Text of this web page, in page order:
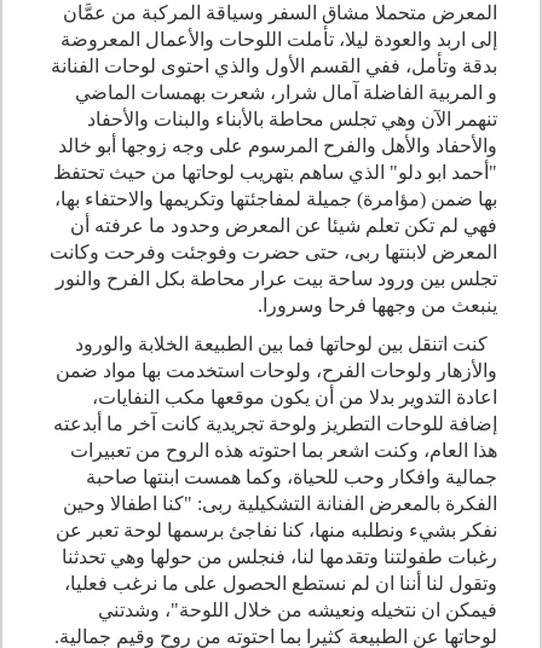
المعرض متحملا مشاق السفر وسياقة المركبة من عمَّان
إلى اربد والعودة ليلا، تأملت اللوحات والأعمال المعروضة
بدقة وتأمل، ففي القسم الأول والذي احتوى لوحات الفنانة
و المربية الفاضلة آمال شرار، شعرت بهمسات الماضي
تنهمر الآن وهي تجلس محاطة بالأبناء والبنات والأحفاد
والأحفاد والأهل والفرح المرسوم على وجه زوجها أبو خالد
"أحمد ابو دلو" الذي ساهم بتهريب لوحاتها من حيث تحتفظ
بها ضمن (مؤامرة) جميلة لمفاجئتها وتكريمها والاحتفاء بها،
فهي لم تكن تعلم شيئا عن المعرض وحدود ما عرفته أن
المعرض لابنتها ربى، حتى حضرت وفوجئت وفرحت وكانت
تجلس بين ورود ساحة بيت عرار محاطة بكل الفرح والنور
ينبعث من وجهها فرحا وسرورا.
كنت اتنقل بين لوحاتها فما بين الطبيعة الخلابة والورود
والأزهار ولوحات الفرح، ولوحات استخدمت بها مواد ضمن
اعادة التدوير بدلا من أن يكون موقعها مكب النفايات،
إضافة للوحات التطريز ولوحة تجريدية كانت آخر ما أبدعته
هذا العام، وكنت اشعر بما احتوته هذه الروح من تعبيرات
جمالية وافكار وحب للحياة، وكما همست ابنتها صاحبة
الفكرة بالمعرض الفنانة التشكيلية ربى: "كنا اطفالا وحين
نفكر بشيء ونطلبه منها، كنا نفاجئ برسمها لوحة تعبر عن
رغبات طفولتنا وتقدمها لنا، فنجلس من حولها وهي تحدثنا
وتقول لنا أننا ان لم نستطع الحصول على ما نرغب فعليا،
فيمكن ان نتخيله ونعيشه من خلال اللوحة"، وشدتني
لوحاتها عن الطبيعة كثيرا بما احتوته من روح وقيم جمالية.